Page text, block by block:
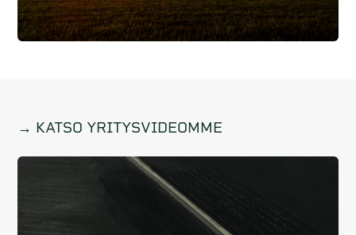
→ KATSO YRITYSVIDEOMME